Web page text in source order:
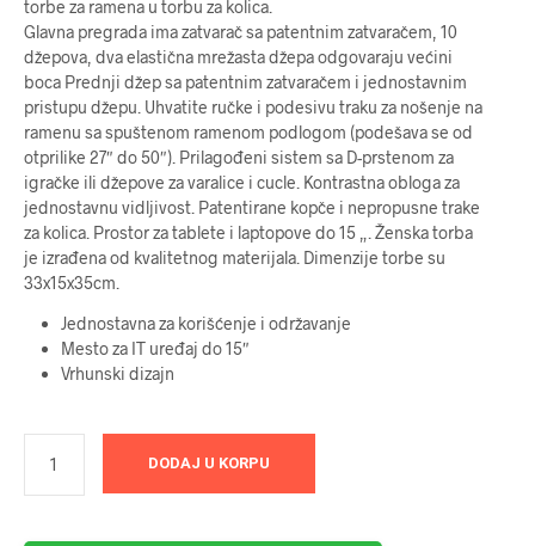
torbe za ramena u torbu za kolica.
Glavna pregrada ima zatvarač sa patentnim zatvaračem, 10
džepova, dva elastična mrežasta džepa odgovaraju većini
boca Prednji džep sa patentnim zatvaračem i jednostavnim
pristupu džepu. Uhvatite ručke i podesivu traku za nošenje na
ramenu sa spuštenom ramenom podlogom (podešava se od
otprilike 27″ do 50″). Prilagođeni sistem sa D-prstenom za
igračke ili džepove za varalice i cucle. Kontrastna obloga za
jednostavnu vidljivost. Patentirane kopče i nepropusne trake
za kolica. Prostor za tablete i laptopove do 15 „. Ženska torba
je izrađena od kvalitetnog materijala. Dimenzije torbe su
33x15x35cm.
Jednostavna za korišćenje i održavanje
Mesto za IT uređaj do 15″
Vrhunski dizajn
DODAJ U KORPU